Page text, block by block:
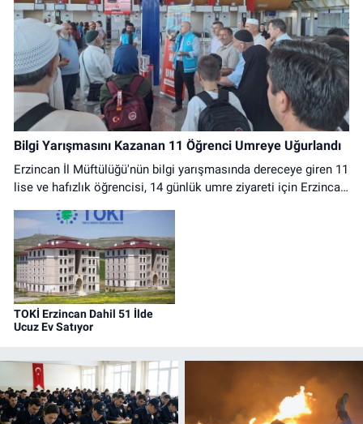
Bilgi Yarışmasını Kazanan 11 Öğrenci Umreye Uğurlandı
Erzincan İl Müftülüğü'nün bilgi yarışmasında dereceye giren 11
lise ve hafızlık öğrencisi, 14 günlük umre ziyareti için Erzincan
TOKİ Erzincan Dahil 51 İlde
Ucuz Ev Satıyor